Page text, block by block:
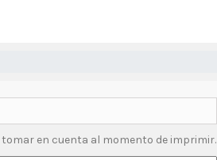
en cuenta al momento de imprimir.